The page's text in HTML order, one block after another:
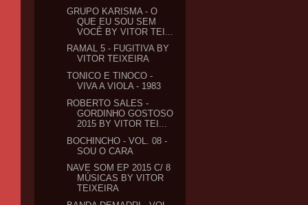
GRUPO KARISMA - O
QUE EU SOU SEM
VOCÊ BY VITOR TEI...
RAMAL 5 - FUGITIVA BY
VITOR TEIXEIRA
TONICO E TINOCO -
VIVA A VIOLA - 1983
ROBERTO SALES -
GORDINHO GOSTOSO
2015 BY VITOR TEI...
BOCHINCHO - VOL. 08 -
SOU O CARA
NAVE SOM EP 2015 C/ 8
MÚSICAS BY VITOR
TEIXEIRA